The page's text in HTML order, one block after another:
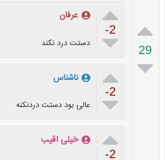

29


-2

عرفان
دستت درد نکند

-2

ناشناس
عالی بود دستت دردنکنه

-2
خیلی اقیب